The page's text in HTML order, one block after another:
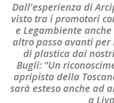
Dall'esperienza di
visto tra i promotori
e Legambiente
altro passo avanti
di plastica dai
Bugli: "Un
apripista della
sarà esteso anche ad
a